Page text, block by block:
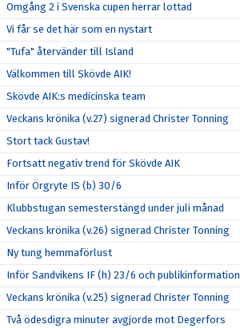
Omgång 2 i Svenska cupen herrar lottad
Vi får se det här som en nystart
"Tufa" återvänder till Island
Välkommen till Skövde AIK!
Skövde AIK:s medicinska team
Veckans krönika (v.27) signerad Christer Tonning
Stort tack Gustav!
Fortsatt negativ trend för Skövde AIK
Inför Örgryte IS (b) 30/6
Klubbstugan semesterstängd under juli månad
Veckans krönika (v.26) signerad Christer Tonning
Ny tung hemmaförlust
Inför Sandvikens IF (h) 23/6 och publikinformation
Veckans krönika (v.25) signerad Christer Tonning
Två ödesdigra minuter avgjorde mot Degerfors